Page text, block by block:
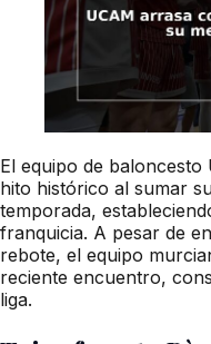
El equipo de
hito histórico al sumar
temporada,
franquicia. A pesar de
rebote, el equipo
reciente encuentro,
liga.